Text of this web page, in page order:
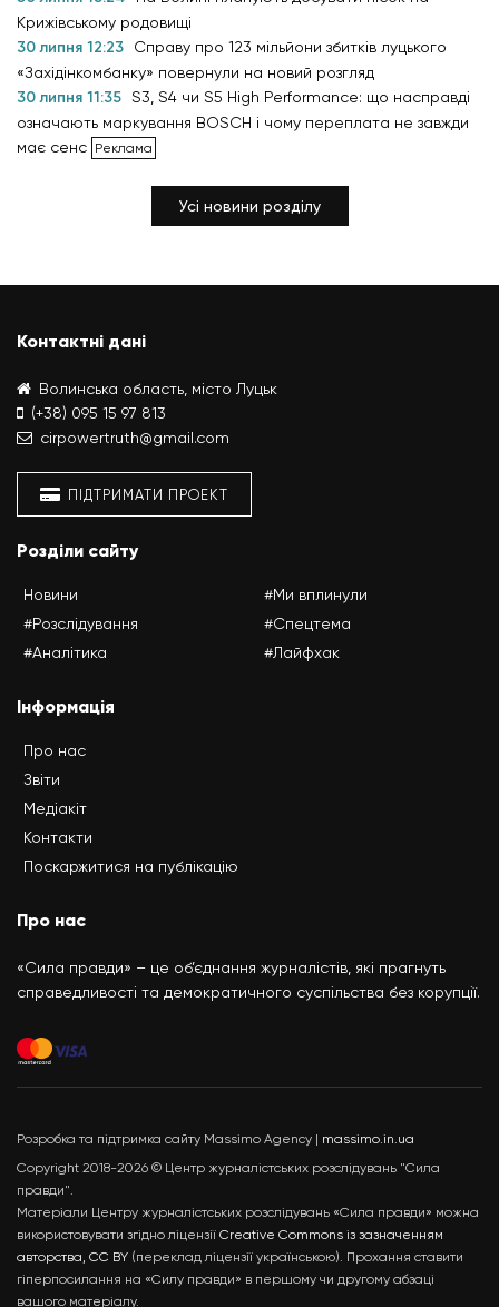
Крижівському родовищі
30 липня 12:23
Справу про 123 мільйони збитків луцького
«Західінкомбанку» повернули на новий розгляд
30 липня 11:35 S3, S4 чи S5 High Performance: що насправді
означають маркування BOSCH і чому переплата не завжди
має сенс
Усі новини розділу
Контактні дані
Волинська область, місто Луцьк
(+38) 095 15 97 813
cirpowertruth@gmail.com
ПІДТРИМАТИ ПРОЕКТ
Розділи сайту
Новини
#Розслідування
#Аналітика
#Ми вплинули
#Спецтема
#Лайфхак
Інформація
Про нас
Звіти
Медіакіт
Контакти
Поскаржитися на публікацію
Про нас
«Сила правди» – це об’єднання журналістів, які прагнуть
справедливості та демократичного суспільства без корупції.
Розробка та підтримка сайту Massimo Agency | massimo.in.ua
Copyright 2018-2026 © Центр журналістських розслідувань "Сила
правди".
Матеріали Центру журналістських розслідувань «Сила правди» можна
використовувати згідно ліцензії Creative Commons із зазначенням
авторства, CC BY (переклад ліцензії українською). Прохання ставити
гіперпосилання на «Силу правди» в першому чи другому абзаці
вашого матеріалу.